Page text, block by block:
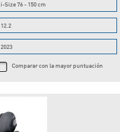
i-Size 76 - 150 cm
12.2
2023
Comparar con la mayor puntuación